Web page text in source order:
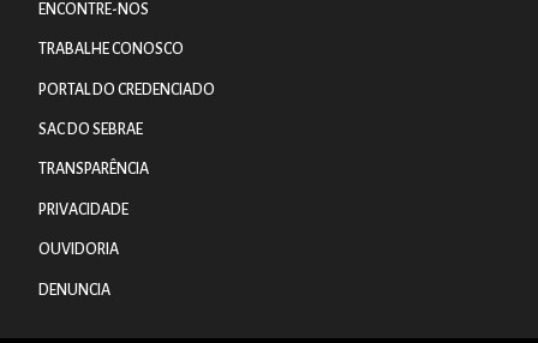
ENCONTRE-NOS
TRABALHE CONOSCO
PORTAL DO CREDENCIADO
SAC DO SEBRAE
TRANSPARÊNCIA
PRIVACIDADE
OUVIDORIA
DENUNCIA